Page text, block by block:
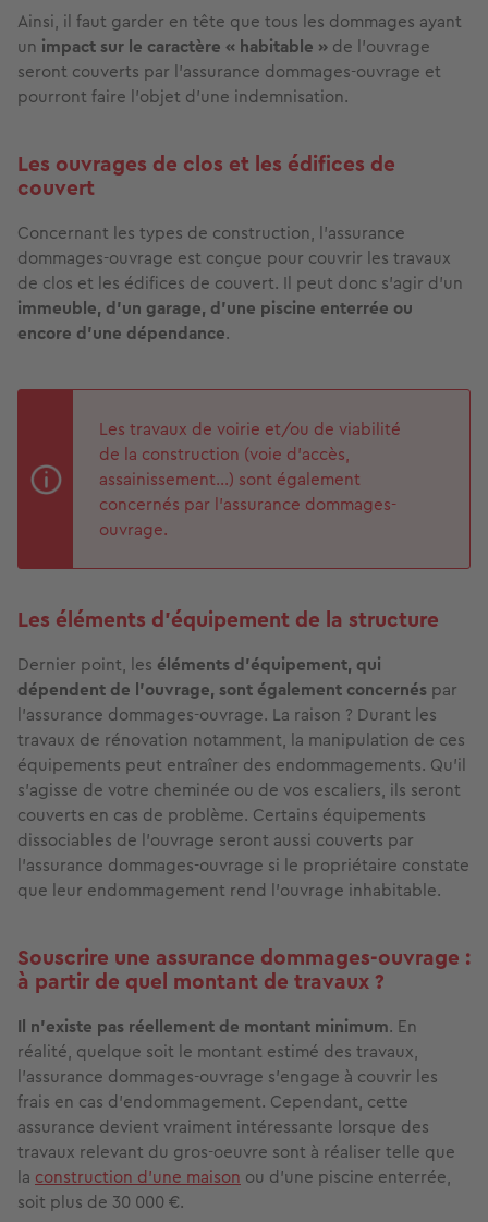
Ainsi, il faut garder en tête que tous les dommages ayant
un impact sur le caractère « habitable » de l’ouvrage
seront couverts par l’assurance dommages-ouvrage et
pourront faire l’objet d’une indemnisation.
Les ouvrages de clos et les édifices de
couvert
Concernant les types de construction, l’assurance
dommages-ouvrage est conçue pour couvrir les travaux
de clos et les édifices de couvert. Il peut donc s’agir d’un
immeuble, d’un garage, d’une piscine enterrée ou
encore d’une dépendance.
Les travaux de voirie et/ou de viabilité
de la construction (voie d’accès,
assainissement...) sont également
concernés par l’assurance dommages-
ouvrage.
Les éléments d'équipement de la structure
Dernier point, les éléments d’équipement, qui
dépendent de l’ouvrage, sont également concernés par
l’assurance dommages-ouvrage. La raison ? Durant les
travaux de rénovation notamment, la manipulation de ces
équipements peut entraîner des endommagements. Qu’il
s’agisse de votre cheminée ou de vos escaliers, ils seront
couverts en cas de problème. Certains équipements
dissociables de l’ouvrage seront aussi couverts par
l’assurance dommages-ouvrage si le propriétaire constate
que leur endommagement rend l’ouvrage inhabitable.
Souscrire une assurance dommages-ouvrage :
à partir de quel montant de travaux ?
Il n’existe pas réellement de montant minimum. En
réalité, quelque soit le montant estimé des travaux,
l’assurance dommages-ouvrage s’engage à couvrir les
frais en cas d’endommagement. Cependant, cette
assurance devient vraiment intéressante lorsque des
travaux relevant du gros-oeuvre sont à réaliser telle que
la construction d’une maison ou d’une piscine enterrée,
soit plus de 30 000 €.